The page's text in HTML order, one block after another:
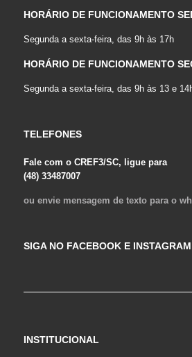
HORÁRIO DE FUNCIONAMENTO
Segunda a sexta-feira, das 9h às 17h
HORÁRIO DE FUNCIONAMENTO
Segunda a sexta-feira, das 9h às 13 e
TELEFONES
Fale com o CREF3/SC, ligue para
(48) 33487007
ou envie mensagem de texto para o
SIGA NO FACEBOOK E INSTAGRAM
INSTITUCIONAL